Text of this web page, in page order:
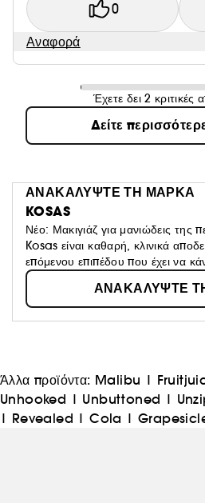
0
Αναφορά
Έχετε δει 2 κριτικές
Δείτε
ΑΝΑΚΑΛΥΨΤΕ ΤΗ ΜΑΡΚΑ
KOSAS
Νέο: Μακιγιάζ για μανιώδεις της
Kosas είναι καθαρή, κλινικά
επόμενου επιπέδου που έχει να
την έκφραση και την αίσθηση
ΑΝΑΚΑΛΥΨΤΕ
Άλλα προϊόντα: Malibu |
Unhooked | Unbuttoned |
| Revealed |Cola |